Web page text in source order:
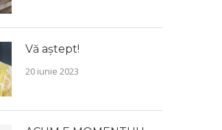
Vă aștept!
20 iunie 2023